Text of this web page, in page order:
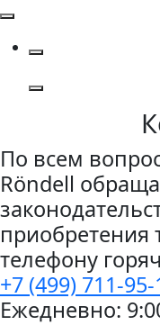
По всем
Röndell
приобретения
телефону
+7 (499) 711-95-
Ежедневно: